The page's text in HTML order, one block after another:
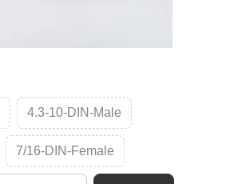
4.3-10-DIN-Male
7/16-DIN-Female